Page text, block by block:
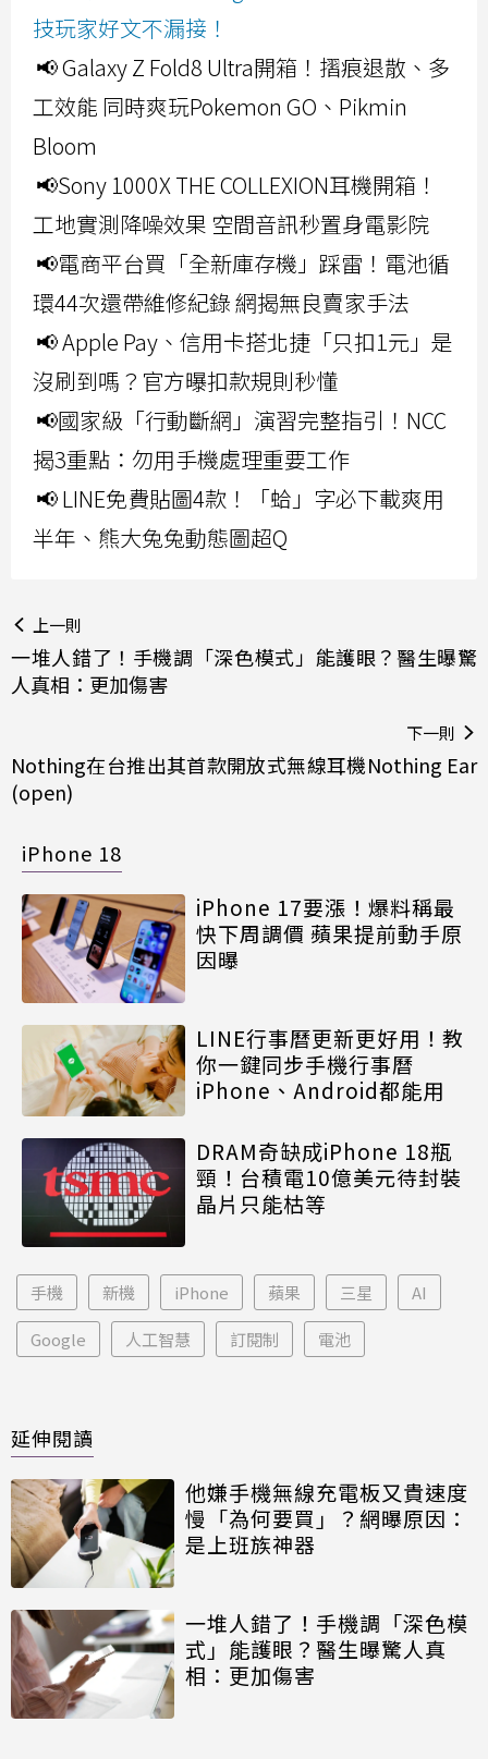
技玩家好文不漏接！
📢 Galaxy Z Fold8 Ultra開箱！摺痕退散、多
工效能 同時爽玩Pokemon GO、Pikmin
Bloom
📢Sony 1000X THE COLLEXION耳機開箱！
工地實測降噪效果 空間音訊秒置身電影院
📢電商平台買「全新庫存機」踩雷！電池循
環44次還帶維修紀錄 網揭無良賣家手法
📢 Apple Pay、信用卡搭北捷「只扣1元」是
沒刷到嗎？官方曝扣款規則秒懂
📢國家級「行動斷網」演習完整指引！NCC
揭3重點：勿用手機處理重要工作
📢 LINE免費貼圖4款！「蛤」字必下載爽用
半年、熊大兔兔動態圖超Q
上一則
一堆人錯了！手機調「深色模式」能護眼？醫生曝驚
人真相：更加傷害
下一則
Nothing在台推出其首款開放式無線耳機Nothing Ear
(open)
iPhone 18
iPhone 17要漲！爆料稱最
快下周調價 蘋果提前動手原
因曝
LINE行事曆更新更好用！教
你一鍵同步手機行事曆
iPhone、Android都能用
DRAM奇缺成iPhone 18瓶
頸！台積電10億美元待封裝
晶片只能枯等
手機 新機 iPhone 蘋果 三星 AI
Google 人工智慧 訂閱制 電池
延伸閱讀
他嫌手機無線充電板又貴速度
慢「為何要買」？網曝原因：
是上班族神器
一堆人錯了！手機調「深色模
式」能護眼？醫生曝驚人真
相：更加傷害